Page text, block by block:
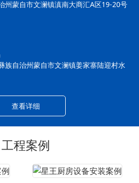
州蒙自市文澜镇滇南大商汇A区19-20号
族自治州蒙自市文澜镇姜家寨陆迎村水
查看详细
工程案例